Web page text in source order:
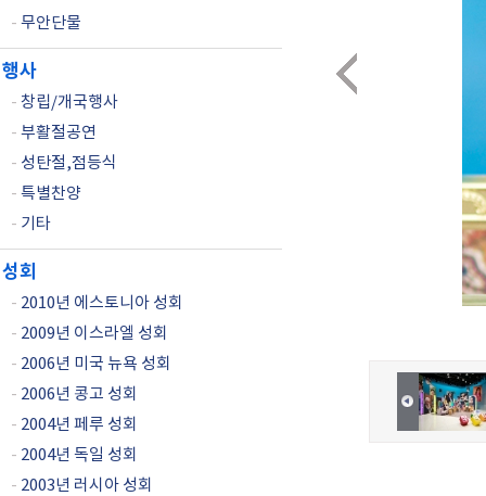
- 무안단물
행사
- 창립/개국행사
- 부활절공연
- 성탄절,점등식
- 특별찬양
- 기타
성회
- 2010년 에스토니아 성회
- 2009년 이스라엘 성회
- 2006년 미국 뉴욕 성회
- 2006년 콩고 성회
- 2004년 페루 성회
- 2004년 독일 성회
- 2003년 러시아 성회